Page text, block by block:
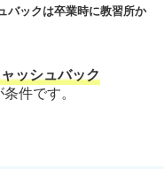
バックは卒業時に教習所か
ッシュバック
件です。